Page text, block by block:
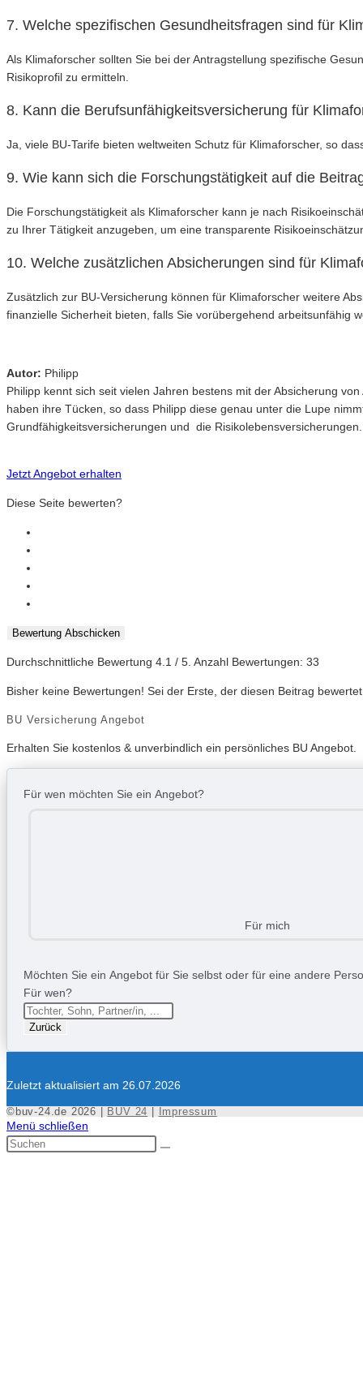
7. Welche spezifischen Gesundheitsfragen sind für
Als Klimaforscher sollten Sie bei der Antragstellung spezifische
Risikoprofil zu ermitteln.
8. Kann die Berufsunfähigkeitsversicherung für
Ja, viele BU-Tarife bieten weltweiten Schutz für Klimaforscher, so
9. Wie kann sich die Forschungstätigkeit auf die
Die Forschungstätigkeit als Klimaforscher kann je nach
zu Ihrer Tätigkeit anzugeben, um eine transparente
10. Welche zusätzlichen Absicherungen sind für
Zusätzlich zur BU-Versicherung können für Klimaforscher weitere
finanzielle Sicherheit bieten, falls Sie vorübergehend arbeitsunfähig
Autor: Philipp
Philipp kennt sich seit vielen Jahren bestens mit der Absicherung
haben ihre Tücken, so dass Philipp diese genau unter die Lupe
Grundfähigkeitsversicherungen und die Risikolebensversicherungen.
Jetzt Angebot erhalten
Diese Seite bewerten?
Bewertung Abschicken
Durchschnittliche Bewertung 4.1 / 5. Anzahl Bewertungen: 33
Bisher keine Bewertungen! Sei der Erste, der diesen Beitrag
BU Versicherung Angebot
Erhalten Sie kostenlos & unverbindlich ein persönliches BU Angebot.
Für wen möchten Sie ein Angebot?
Für mich
Möchten Sie ein Angebot für Sie selbst oder für eine andere
Für wen?
Zurück
Zuletzt aktualisiert am 26.07.2026
©buv-24.de 2026 | BUV 24 Impressum
Menü schließen